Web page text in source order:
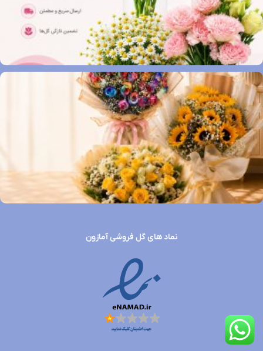
نماد های گل فروشی آمازون